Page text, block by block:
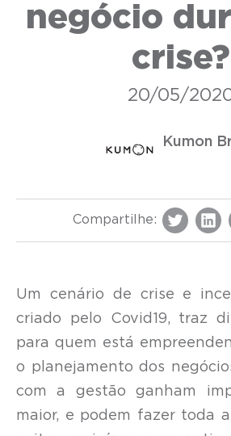
negócio
crise?
20/05/
Kumon
Compartilhe:
Um cenário de crise e
criado pelo Covid19, traz
para quem está
o planejamento dos
com a gestão ganham
maior, e podem fazer toda